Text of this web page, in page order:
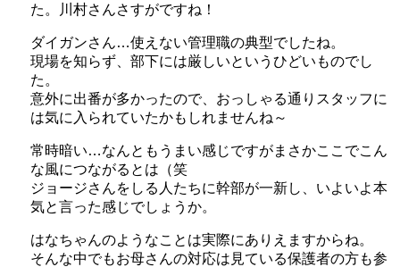
た。川村さんさすがですね！
ダイガンさん…使えない管理職の典型でしたね。
現場を知らず、部下には厳しいというひどいものでし
た。
意外に出番が多かったので、おっしゃる通りスタッフに
は気に入られていたかもしれませんね～
常時暗い…なんともうまい感じですがまさかここでこん
な風につながるとは（笑
ジョージさんをしる人たちに幹部が一新し、いよいよ本
気と言った感じでしょうか。
はなちゃんのようなことは実際にありえますからね。
そんな中でもお母さんの対応は見ている保護者の方も参